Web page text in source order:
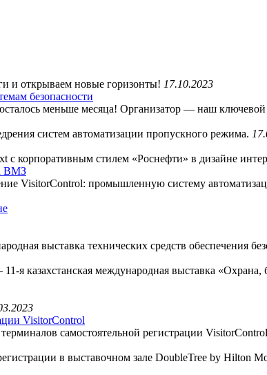
и открываем новые горизонты! 17.10.2023
безопасности
меньше месяца! Организатор — наш
систем автоматизации пропускного режима.
с корпоративным стилем «Роснефти» в дизайне
ВМЗ
VisitorControl: промышленную систему
выставка технических средств обеспечения
я казахстанская международная выставка «Охрана,
VisitorControl
самостоятельной регистрации
в выставочном зале DoubleTree by Hilton